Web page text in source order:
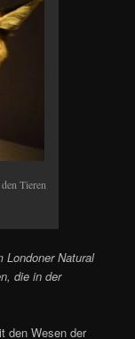
Tieren
Londoner Natural
die in der
den Wesen der